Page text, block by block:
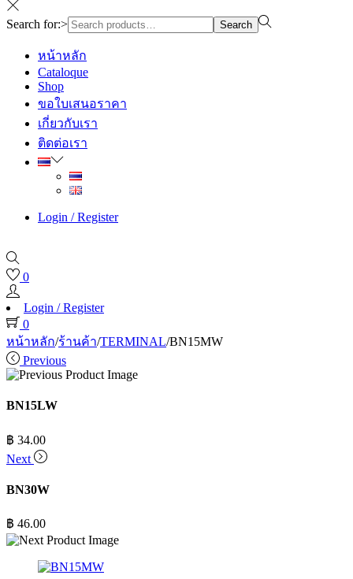
Search for:> Search
หน้าหลัก
Cataloque
Shop
ขอใบเสนอราคา
เกี่ยวกับเรา
ติดต่อเรา
Login / Register
0
Login / Register
0
หน้าหลัก/ร้านค้า/TERMINAL/BN15MW
Previous
BN15LW
฿ 34.00
Next
BN30W
฿ 46.00